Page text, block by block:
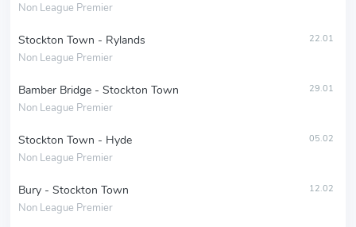
Non League Premier
Stockton Town - Rylands
Non League Premier
22.01
Bamber Bridge - Stockton Town
Non League Premier
29.01
Stockton Town - Hyde
Non League Premier
05.02
Bury - Stockton Town
Non League Premier
12.02